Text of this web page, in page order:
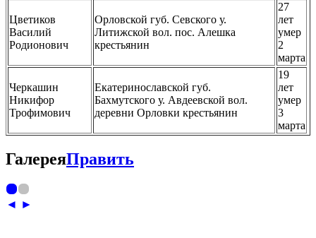
Цветиков
Василий
Родионович
Орловской губ. Севского у.
Литижской вол. пос. Алешка
крестьянин
27
лет
умер
2
марта
Черкашин
Никифор
Трофимович
Екатеринославской губ.
Бахмутского у. Авдеевской вол.
деревни Орловки крестьянин
19
лет
умер
3
марта
ГалереяПравить
◄ ►